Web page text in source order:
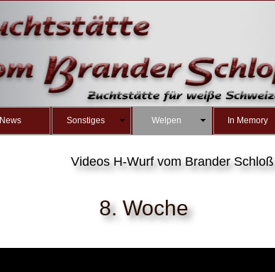
News Sonstiges Welpen In Memory
Videos H-Wurf vom Brander Schloß
8. Woche